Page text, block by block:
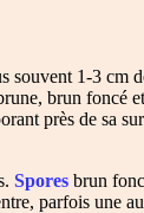
1-3 cm
brun foncé
près de sa
Spores brun
parfois une